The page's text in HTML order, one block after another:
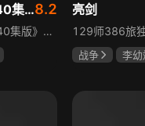
我的绝密生涯40集版8.2
《我的绝密生涯40集版》以1931年东北为背景，苏联特使引发暗杀行动，商人关郁达卷入被重伤失踪，妻子谭梓君带家人在新京安顿。八年后关郁达打入日本特务机关为我党提供情报，与谭梓君相遇却因身份不能相认，谭梓君心中充满怀疑。
亮剑
战争
李幼